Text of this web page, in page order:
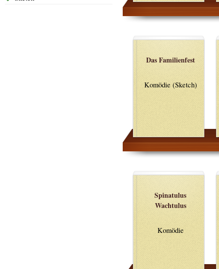
Das Familienfest
Komödie (Sketch)
Spinatulus
Wachtulus
Komödie